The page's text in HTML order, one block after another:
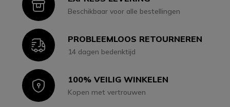
IconBeschikbaar voor alle bestellingen
IconPROBLEEMLOOS RETOURNEREN
14 dagen bedenktijd
Icon100% VEILIG WINKELEN
Kopen met vertrouwen